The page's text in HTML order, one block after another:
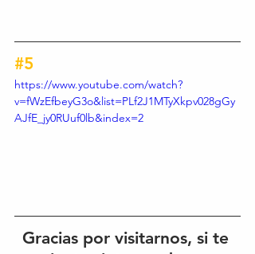
#5
https://www.youtube.com/watch?
v=fWzEfbeyG3o&list=PLf2J1MTyXkpv028gGy
AJfE_jy0RUuf0lb&index=2
Gracias por visitarnos, si te